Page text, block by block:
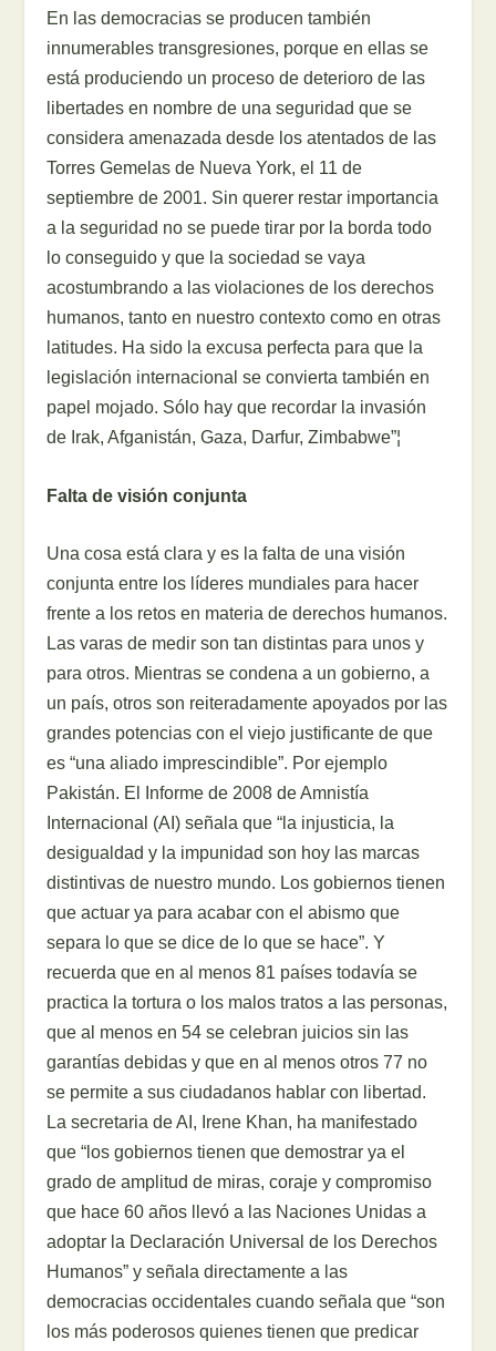
En las democracias se producen también
innumerables transgresiones, porque en ellas se
está produciendo un proceso de deterioro de las
libertades en nombre de una seguridad que se
considera amenazada desde los atentados de las
Torres Gemelas de Nueva York, el 11 de
septiembre de 2001. Sin querer restar importancia
a la seguridad no se puede tirar por la borda todo
lo conseguido y que la sociedad se vaya
acostumbrando a las violaciones de los derechos
humanos, tanto en nuestro contexto como en otras
latitudes. Ha sido la excusa perfecta para que la
legislación internacional se convierta también en
papel mojado. Sólo hay que recordar la invasión
de Irak, Afganistán, Gaza, Darfur, Zimbabwe”¦
Falta de visión conjunta
Una cosa está clara y es la falta de una visión
conjunta entre los líderes mundiales para hacer
frente a los retos en materia de derechos humanos.
Las varas de medir son tan distintas para unos y
para otros. Mientras se condena a un gobierno, a
un país, otros son reiteradamente apoyados por las
grandes potencias con el viejo justificante de que
es “una aliado imprescindible”. Por ejemplo
Pakistán. El Informe de 2008 de Amnistía
Internacional (AI) señala que “la injusticia, la
desigualdad y la impunidad son hoy las marcas
distintivas de nuestro mundo. Los gobiernos tienen
que actuar ya para acabar con el abismo que
separa lo que se dice de lo que se hace”. Y
recuerda que en al menos 81 países todavía se
practica la tortura o los malos tratos a las personas,
que al menos en 54 se celebran juicios sin las
garantías debidas y que en al menos otros 77 no
se permite a sus ciudadanos hablar con libertad.
La secretaria de AI, Irene Khan, ha manifestado
que “los gobiernos tienen que demostrar ya el
grado de amplitud de miras, coraje y compromiso
que hace 60 años llevó a las Naciones Unidas a
adoptar la Declaración Universal de los Derechos
Humanos” y señala directamente a las
democracias occidentales cuando señala que “son
los más poderosos quienes tienen que predicar